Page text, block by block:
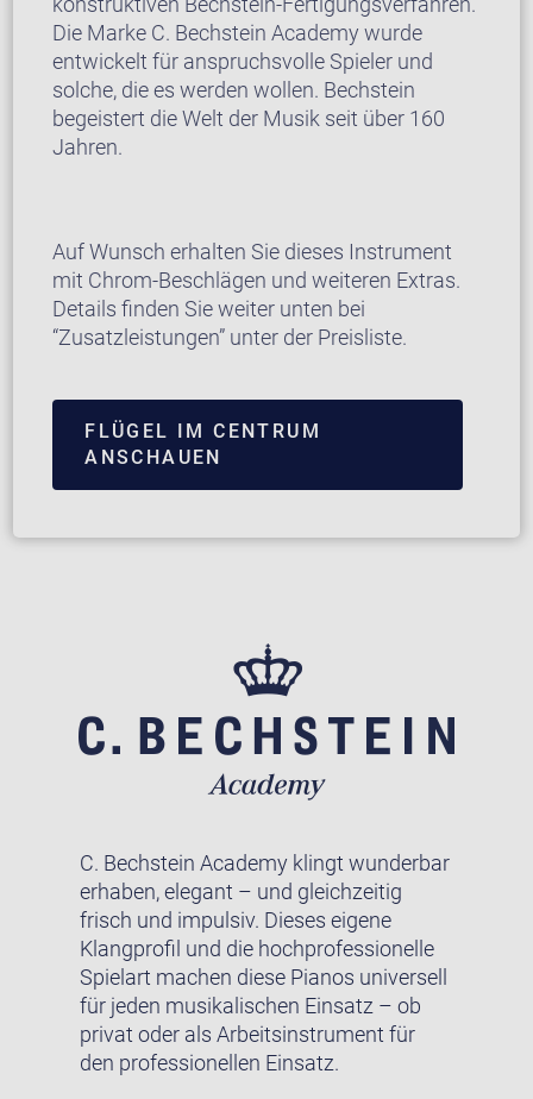
Die Marke C. Bechstein Academy wurde
entwickelt für anspruchsvolle Spieler und
solche, die es werden wollen. Bechstein
begeistert die Welt der Musik seit über 160
Jahren.
Auf Wunsch erhalten Sie dieses Instrument
mit Chrom-Beschlägen und weiteren Extras.
Details finden Sie weiter unten bei
“Zusatzleistungen” unter der Preisliste.
FLÜGEL IM CENTRUM
ANSCHAUEN
C. Bechstein Academy klingt wunderbar
erhaben, elegant – und gleichzeitig
frisch und impulsiv. Dieses eigene
Klangprofil und die hochprofessionelle
Spielart machen diese Pianos universell
für jeden musikalischen Einsatz – ob
privat oder als Arbeitsinstrument für
den professionellen Einsatz.